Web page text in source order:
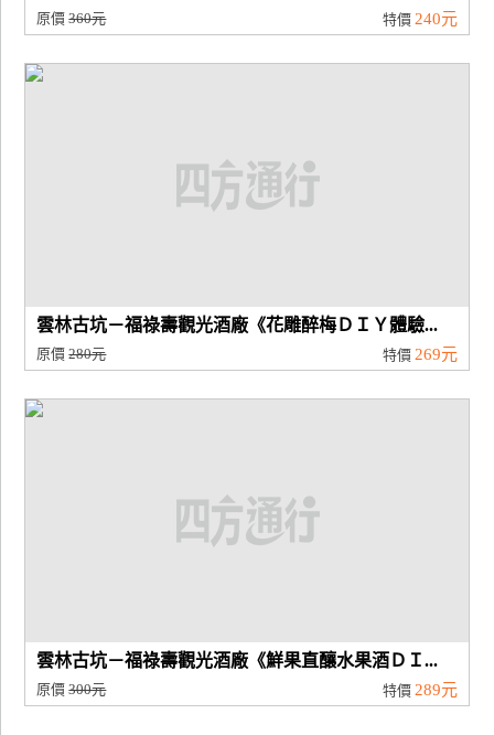
商
原價360元 特價 240元
雲林古坑－福祿壽觀光酒廠《花雕醉梅ＤＩＹ體驗...
原價280元 特價 269元
雲林古坑－福祿壽觀光酒廠《鮮果直釀水果酒ＤＩ...
原價300元 特價 289元